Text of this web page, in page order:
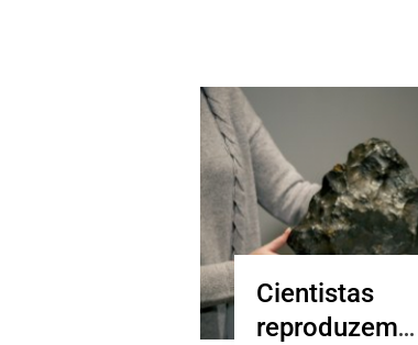
Cientistas
reproduzem